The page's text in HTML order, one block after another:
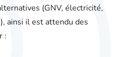
(GNV, électricité,
ainsi il est attendu des
: